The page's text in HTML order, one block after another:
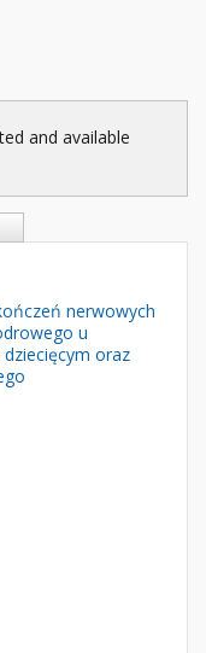
and available
nerwowych
u
oraz